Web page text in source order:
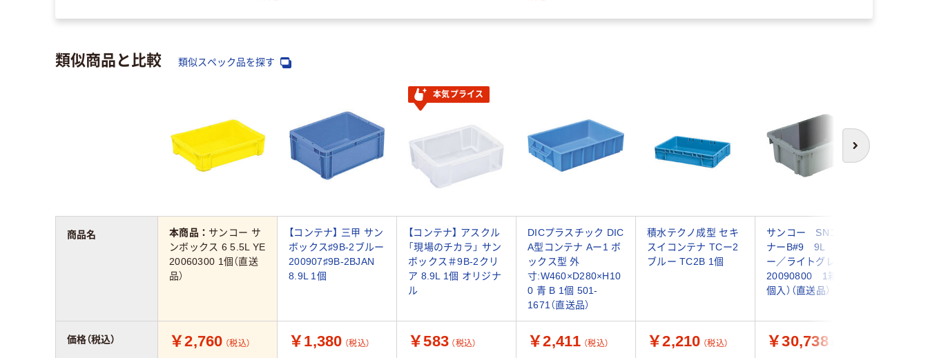
類似商品と比較 類似スペック品を探す
次へ
本気プライス
本商品： サンコー サ
ンボックス 6 5.5L YE
20060300 1個（直送
品）
【コンテナ】 三甲 サン
ボックス♯9B-2ブルー
200907♯9B-2BJAN
8.9L 1個
【コンテナ】 アスクル
「現場のチカラ」 サン
ボックス＃9B-2クリ
ア 8.9L 1個 オリジナ
ル
DICプラスチック DIC
A型コンテナ Aー1 ボ
ックス型 外
寸:W460×D280×H10
0 青 B 1個 501-
1671（直送品）
積水テクノ成型 セキ
スイコンテナ TCー2
ブルー TC2B 1個
サンコー SNコンテ
ナーB#9 9L グレ
ー／ライトグレー
20090800 1箱（15
個入）（直送品）
￥2,760 （税込） ￥1,380 （税込） ￥583 （税込） ￥2,411 （税込） ￥2,210 （税込） ￥30,738
商品名
価格（税込）